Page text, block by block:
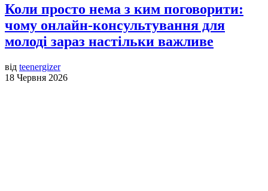
Коли просто нема з ким поговорити:
чому онлайн-консультування для
молоді зараз настільки важливе
від teenergizer
18 Червня 2026